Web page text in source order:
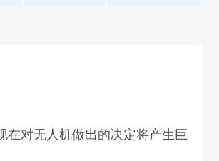
在对无人机做出的决定将产生巨